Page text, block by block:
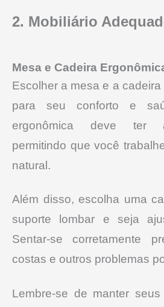
2. Mobiliário
Mesa e Cadeira
Escolher a mesa e a cadeira
para seu conforto e
ergonômica deve ter
permitindo que você
natural.
Além disso, escolha uma
suporte lombar e seja
Sentar-se corretamente
costas e outros problemas
Lembre-se de manter